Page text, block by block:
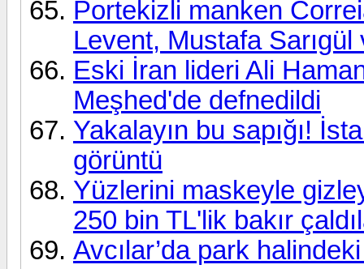
Portekizli manken
Levent, Mustafa Sarıgül
Eski İran lideri Ali
Meşhed'de defnedildi
Yakalayın bu sapığı!
görüntü
Yüzlerini maskeyle
250 bin TL'lik bakır
Avcılar’da park